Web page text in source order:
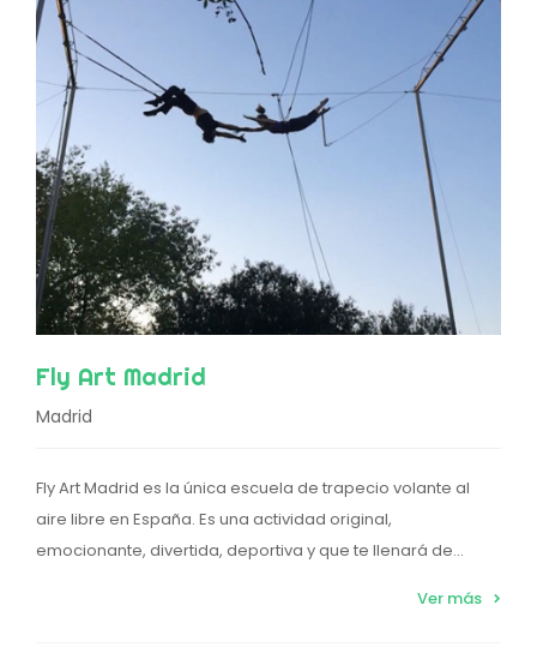
Fly Art Madrid
Madrid
Fly Art Madrid es la única escuela de trapecio volante al
aire libre en España. Es una actividad original,
emocionante, divertida, deportiva y que te llenará de...
Ver más